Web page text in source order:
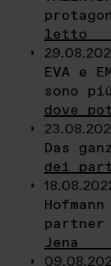
letto
EVA e
sono
dove
Das
dei
partner
Jena